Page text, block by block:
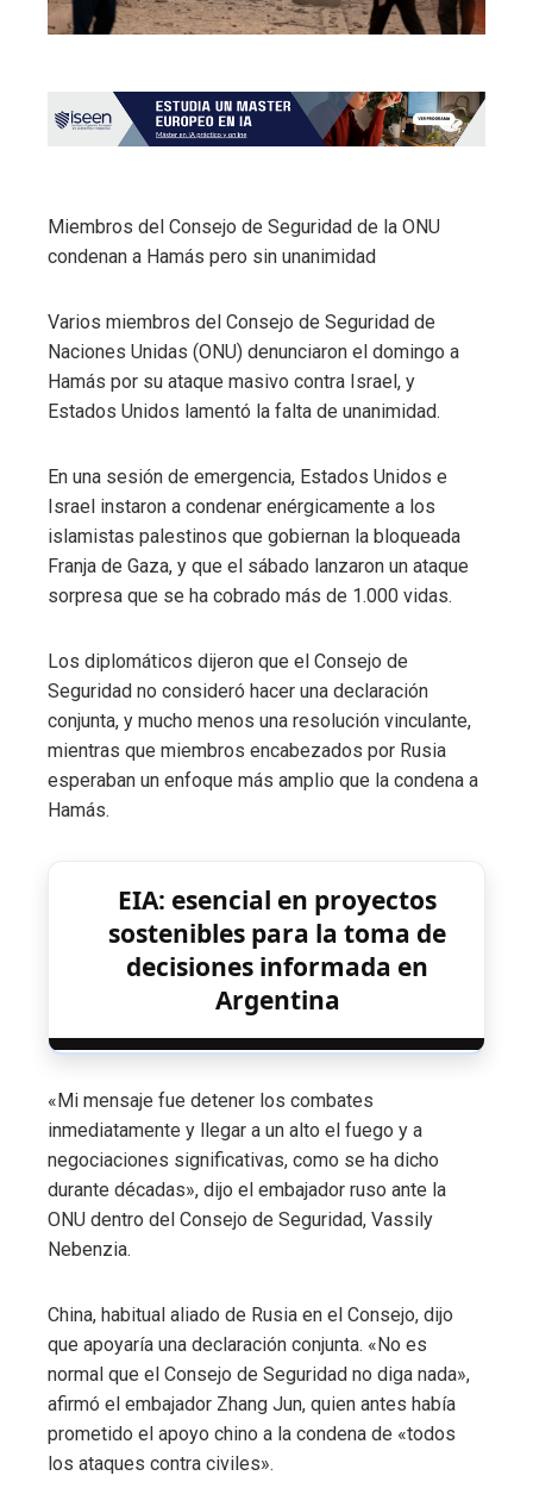
Miembros del Consejo de Seguridad de la ONU
condenan a Hamás pero sin unanimidad
Varios miembros del Consejo de Seguridad de
Naciones Unidas (ONU) denunciaron el domingo a
Hamás por su ataque masivo contra Israel, y
Estados Unidos lamentó la falta de unanimidad.
En una sesión de emergencia, Estados Unidos e
Israel instaron a condenar enérgicamente a los
islamistas palestinos que gobiernan la bloqueada
Franja de Gaza, y que el sábado lanzaron un ataque
sorpresa que se ha cobrado más de 1.000 vidas.
Los diplomáticos dijeron que el Consejo de
Seguridad no consideró hacer una declaración
conjunta, y mucho menos una resolución vinculante,
mientras que miembros encabezados por Rusia
esperaban un enfoque más amplio que la condena a
Hamás.
EIA: esencial en proyectos
sostenibles para la toma de
decisiones informada en
Argentina
«Mi mensaje fue detener los combates
inmediatamente y llegar a un alto el fuego y a
negociaciones significativas, como se ha dicho
durante décadas», dijo el embajador ruso ante la
ONU dentro del Consejo de Seguridad, Vassily
Nebenzia.
China, habitual aliado de Rusia en el Consejo, dijo
que apoyaría una declaración conjunta. «No es
normal que el Consejo de Seguridad no diga nada»,
afirmó el embajador Zhang Jun, quien antes había
prometido el apoyo chino a la condena de «todos
los ataques contra civiles».